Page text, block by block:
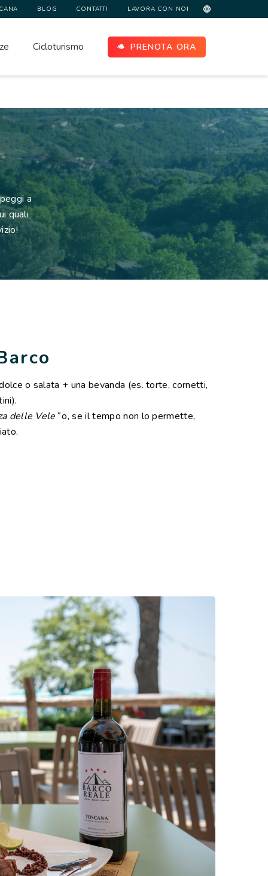
BLOG CONTATTI LAVORA CON NOI
Cicloturismo PRENOTA ORA
a
quali
o salata + una bevanda (es. torte, cornetti,
delle Vele”o, se il tempo non lo permette,